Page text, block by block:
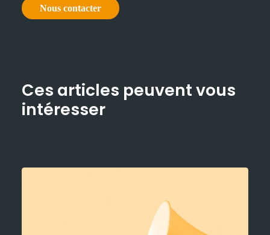
Nous contacter
Ces articles peuvent vous
intéresser